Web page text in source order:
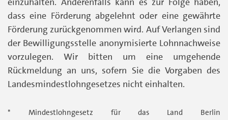
dass eine Förderung abgelehnt oder eine gewährte
Förderung zurückgenommen wird. Auf Verlangen sind
der Bewilligungsstelle anonymisierte Lohnnachweise
vorzulegen. Wir bitten um eine umgehende
Rückmeldung an uns, sofern Sie die Vorgaben des
Landesmindestlohngesetzes nicht einhalten.
* Mindestlohngesetz für das Land Berlin